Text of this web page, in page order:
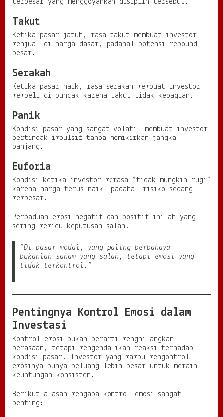
terbesar yang menggoyahkan disiplin tersebut.
Takut
Ketika pasar jatuh, rasa takut membuat investor
menjual di harga dasar, padahal potensi rebound
besar.
Serakah
Ketika pasar naik, rasa serakah membuat investor
membeli di puncak karena takut tidak kebagian.
Panik
Kondisi pasar yang sangat volatil membuat investor
bertindak impulsif tanpa memikirkan jangka
panjang.
Euforia
Kondisi ketika investor merasa “tidak mungkin rugi”
karena harga terus naik, padahal risiko sedang
membesar.
Perpaduan emosi negatif dan positif inilah yang
sering memicu keputusan salah.
“Di pasar modal, yang paling berbahaya
bukanlah saham yang salah, tetapi emosi yang
tidak terkontrol.”
Pentingnya Kontrol Emosi dalam
Investasi
Kontrol emosi bukan berarti menghilangkan
perasaan, tetapi mengendalikan reaksi terhadap
kondisi pasar. Investor yang mampu mengontrol
emosinya punya peluang lebih besar untuk meraih
keuntungan konsisten.
Berikut alasan mengapa kontrol emosi sangat
penting: